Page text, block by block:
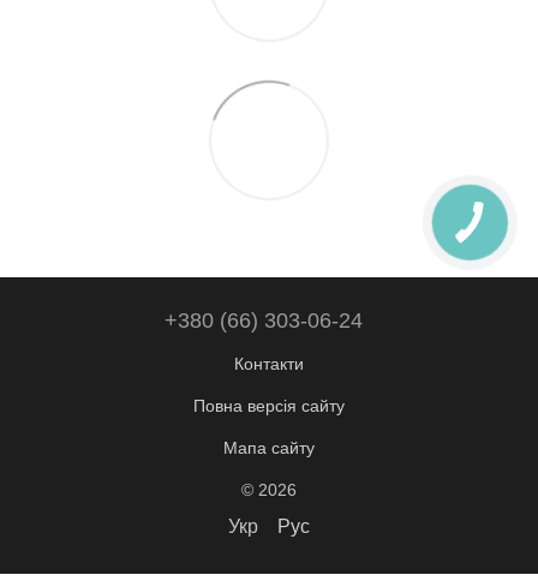
+380 (66) 303-06-24
Контакти
Повна версія сайту
Мапа сайту
© 2026
Укр Рус